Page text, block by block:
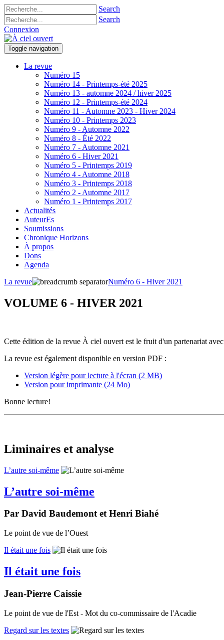
Search
Search
Connexion
Toggle navigation
La revue
Numéro 15
Numéro 14 - Printemps-été 2025
Numéro 13 - automne 2024 / hiver 2025
Numéro 12 - Printemps-été 2024
Numéro 11 - Automne 2023 - Hiver 2024
Numéro 10 - Printemps 2023
Numéro 9 - Automne 2022
Numéro 8 - Été 2022
Numéro 7 - Automne 2021
Numéro 6 - Hiver 2021
Numéro 5 - Printemps 2019
Numéro 4 - Automne 2018
Numéro 3 - Printemps 2018
Numéro 2 - Automne 2017
Numéro 1 - Printemps 2017
Actualités
AuteurEs
Soumissions
Chronique Horizons
À propos
Dons
Agenda
La revue
Numéro 6 - Hiver 2021
VOLUME 6 - HIVER 2021
Cette édition de la revue À ciel ouvert est le fruit d'un partenariat avec
La revue est également disponible en version PDF :
Version légère pour lecture à l'écran (2 MB)
Version pour imprimante (24 Mo)
Bonne lecture!
Liminaires et analyse
L’autre soi-même
L’autre soi-même
Par David Baudemont et Henri Biahé
Le point de vue de l’Ouest
Il était une fois
Il était une fois
Jean-Pierre Caissie
Le point de vue de l'Est - Mot du co-commissaire de l'Acadie
Regard sur les textes